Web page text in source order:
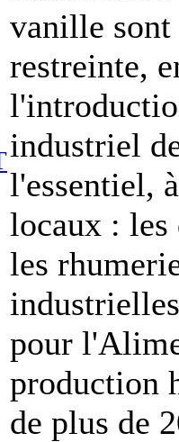
vanille sont
restreinte,
industriel
l'essentiel,
locaux : les
les
pour
production
de plus de